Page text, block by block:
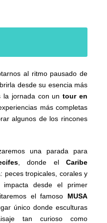
al ritmo pausado de
desde su esencia más
la jornada con untour en
más completas
algunos de los rincones
una parada para
, donde el Caribe
peces tropicales, corales y
desde el primer
el famoso MUSA
único donde esculturas
tan curioso como